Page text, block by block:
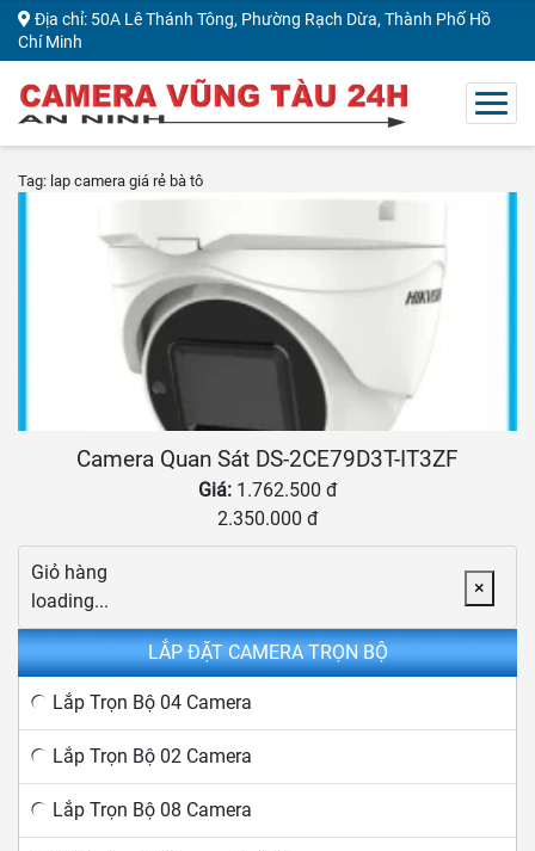
Địa chỉ: 50A Lê Thánh Tông, Phường Rạch Dừa, Thành Phố Hồ
Chí Minh
Tag: lap camera giá rẻ bà tô
Camera Quan Sát DS-2CE79D3T-IT3ZF
Giá: 1.762.500 đ
2.350.000 đ
×
Giỏ hàng
loading...
LẮP ĐẶT CAMERA TRỌN BỘ
Lắp Trọn Bộ 04 Camera
Lắp Trọn Bộ 02 Camera
Lắp Trọn Bộ 08 Camera